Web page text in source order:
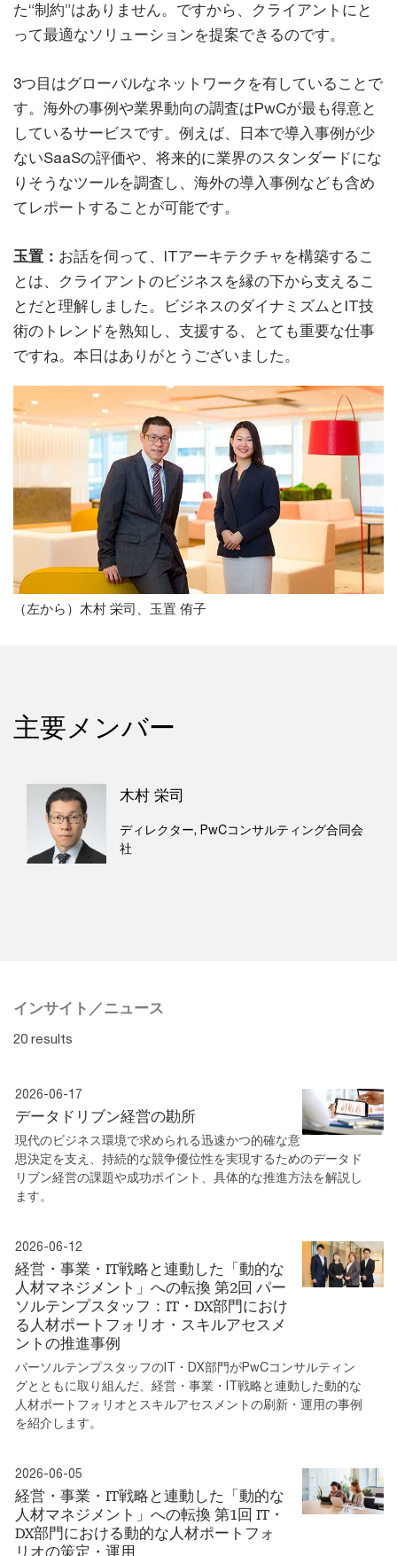
た“制約”はありません。ですから、クライアントにと
って最適なソリューションを提案できるのです。
3つ目はグローバルなネットワークを有していることで
す。海外の事例や業界動向の調査はPwCが最も得意と
しているサービスです。例えば、日本で導入事例が少
ないSaaSの評価や、将来的に業界のスタンダードにな
りそうなツールを調査し、海外の導入事例なども含め
てレポートすることが可能です。
玉置： お話を伺って、ITアーキテクチャを構築するこ
とは、クライアントのビジネスを縁の下から支えるこ
とだと理解しました。ビジネスのダイナミズムとIT技
術のトレンドを熟知し、支援する、とても重要な仕事
ですね。本日はありがとうございました。
（左から）木村 栄司、玉置 侑子
主要メンバー
木村 栄司
ディレクター, PwCコンサルティング合同会
社
インサイト／ニュース
20 results
2026-06-17
データドリブン経営の勘所
現代のビジネス環境で求められる迅速かつ的確な意
思決定を支え、持続的な競争優位性を実現するためのデータド
リブン経営の課題や成功ポイント、具体的な推進方法を解説し
ます。
2026-06-12
経営・事業・IT戦略と連動した「動的な
人材マネジメント」への転換 第2回 パー
ソルテンプスタッフ：IT・DX部門におけ
る人材ポートフォリオ・スキルアセスメ
ントの推進事例
パーソルテンプスタッフのIT・DX部門がPwCコンサルティン
グとともに取り組んだ、経営・事業・IT戦略と連動した動的な
人材ポートフォリオとスキルアセスメントの刷新・運用の事例
を紹介します。
2026-06-05
経営・事業・IT戦略と連動した「動的な
人材マネジメント」への転換 第1回 IT・
DX部門における動的な人材ポートフォ
リオの策定・運用